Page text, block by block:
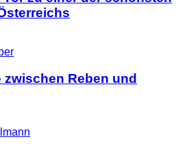
zwischen Reben und